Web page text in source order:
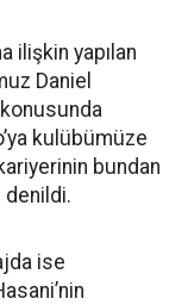
ilişkin yapılan
Daniel
kulübümüze
bundan
denildi.
ise